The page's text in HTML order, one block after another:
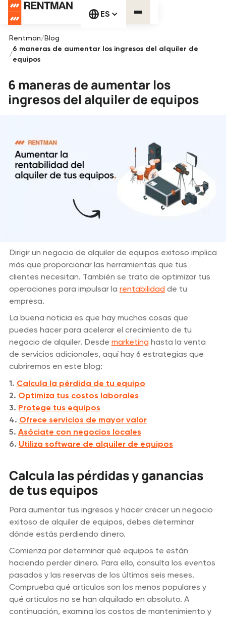
ES
Rentman/Blog
/
6 maneras de aumentar los ingresos del alquiler de
equipos
6 maneras de aumentar los
ingresos del alquiler de equipos
Dirigir un negocio de alquiler de equipos exitoso implica
más que proporcionar las herramientas que tus
clientes necesitan. También se trata de optimizar tus
operaciones para impulsar la rentabilidadde tu
empresa.
La buena noticia es que hay muchas cosas que
puedes hacer para acelerar el crecimiento de tu
negocio de alquiler. Desde marketinghasta la venta
de servicios adicionales, aquí hay 6 estrategias que
cubriremos en este blog:
1. Calcula la pérdida de tu equipo
2. Optimiza tus costos laborales
3. Protege tus equipos
4. Ofrece servicios de mayor valor
5. Asóciate con negocios locales
6. Utiliza software de alquiler de equipos
Calcula las pérdidas y ganancias
de tus equipos
Para aumentar tus ingresos y hacer crecer un negocio
exitoso de alquiler de equipos, debes determinar
dónde estás perdiendo dinero.
Comienza por determinar qué equipos te están
haciendo perder dinero. Para ello, consulta los eventos
pasados y las reservas de los últimos seis meses.
Comprueba qué artículos son los menos populares y
qué artículos no se han alquilado en absoluto. A
continuación, examina los costos de mantenimiento y